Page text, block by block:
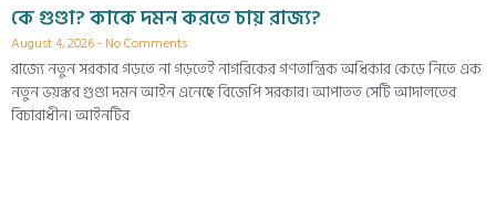
কে গুণ্ডা? কাকে দমন করতে চায় রাজ্য?
August 4, 2026 No Comments
রাজ্যে নতুন সরকার গড়তে না গড়তেই নাগরিকের গণতান্ত্রিক অধিকার কেড়ে নিতে এক
নতুন ভয়ঙ্কর গুণ্ডা দমন আইন এনেছে বিজেপি সরকার। আপাতত সেটি আদালতের
বিচারাধীন। আইনটির